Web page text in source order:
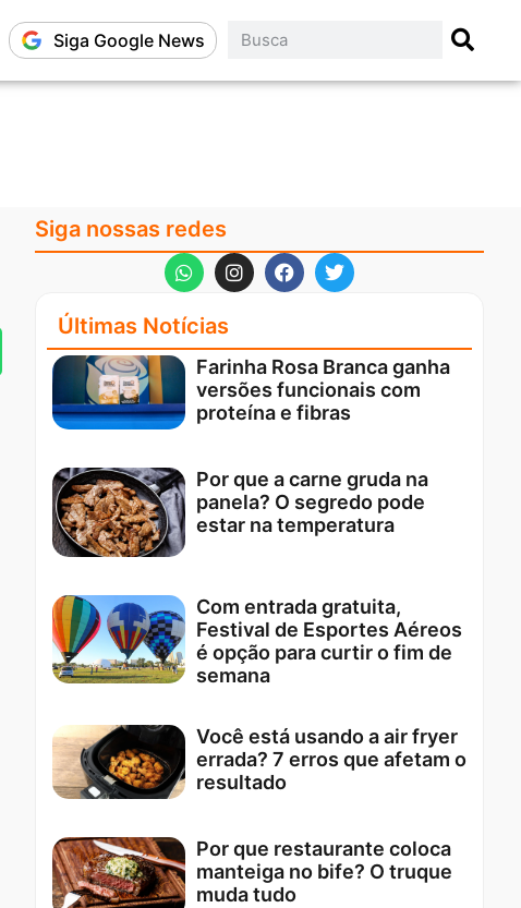
Siga Google News
Siga nossas redes
Últimas Notícias
Farinha Rosa Branca ganha
versões funcionais com
proteína e fibras
Por que a carne gruda na
panela? O segredo pode
estar na temperatura
Com entrada gratuita,
Festival de Esportes Aéreos
é opção para curtir o fim de
semana
Você está usando a air fryer
errada? 7 erros que afetam o
resultado
Por que restaurante coloca
manteiga no bife? O truque
muda tudo